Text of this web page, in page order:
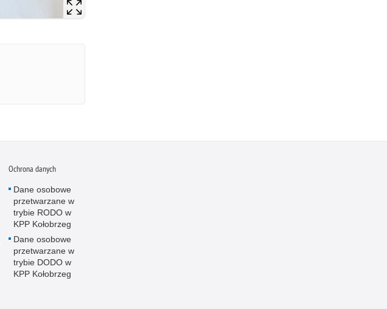
Ochrona danych
Dane osobowe
przetwarzane w
trybie RODO w
KPP Kołobrzeg
Dane osobowe
przetwarzane w
trybie DODO w
KPP Kołobrzeg